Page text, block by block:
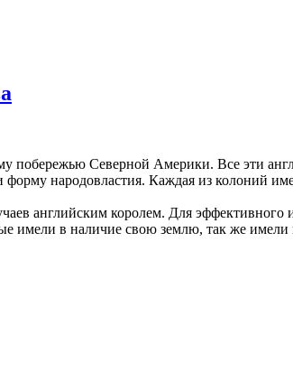
побережью Северной Америки. Все эти
народовластия. Каждая из колоний
английским королем. Для эффективного
имели в наличие свою землю, так же имели